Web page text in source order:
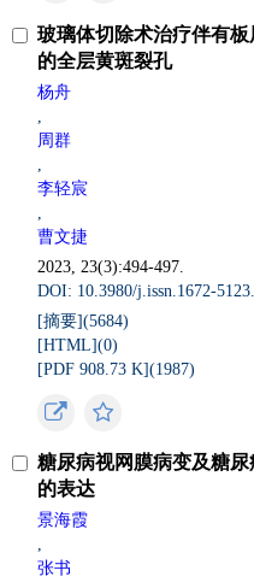
玻璃体切除术治疗伴有
的全层黄斑裂孔
杨舟
,
周群
,
李轻宸
,
曹文捷
2023, 23(3):494-497.
DOI: 10.3980/j.issn.1672-
[摘要](5684)
[HTML](0)
[PDF 908.73 K](1987)
糖尿病视网膜病变及糖
的表达
景海霞
,
张书